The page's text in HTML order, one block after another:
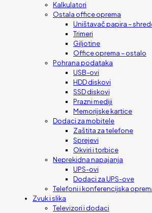
Kalkulatori
Ostala office oprema
Uništavač papira –
Trimeri
Giljotine
Office oprema – ostalo
Pohrana podataka
USB-ovi
HDD diskovi
SSD diskovi
Prazni mediji
Memorijske kartice
Dodaci za mobitele
Zaštita za telefone
Sprejevi
Okviri i torbice
Neprekidna napajanja
UPS-ovi
Dodaci za UPS-ove
Telefoni i konferencijska
Zvuk i slika
Televizori i dodaci